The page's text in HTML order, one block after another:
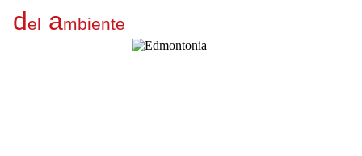
del ambiente